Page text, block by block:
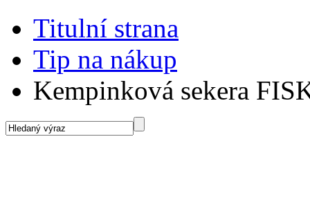
Titulní strana
Tip na nákup
Kempinková sekera